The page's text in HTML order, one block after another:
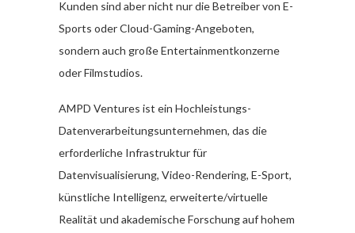
Kunden sind aber nicht nur die Betreiber von E-
Sports oder Cloud-Gaming-Angeboten,
sondern auch große Entertainmentkonzerne
oder Filmstudios.
AMPD Ventures ist ein Hochleistungs-
Datenverarbeitungsunternehmen, das die
erforderliche Infrastruktur für
Datenvisualisierung, Video-Rendering, E-Sport,
künstliche Intelligenz, erweiterte/virtuelle
Realität und akademische Forschung auf hohem